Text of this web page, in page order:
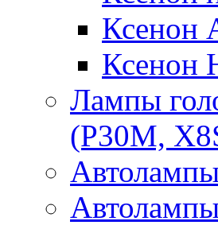
Ксенон
Ксенон
Лампы
(P30M,